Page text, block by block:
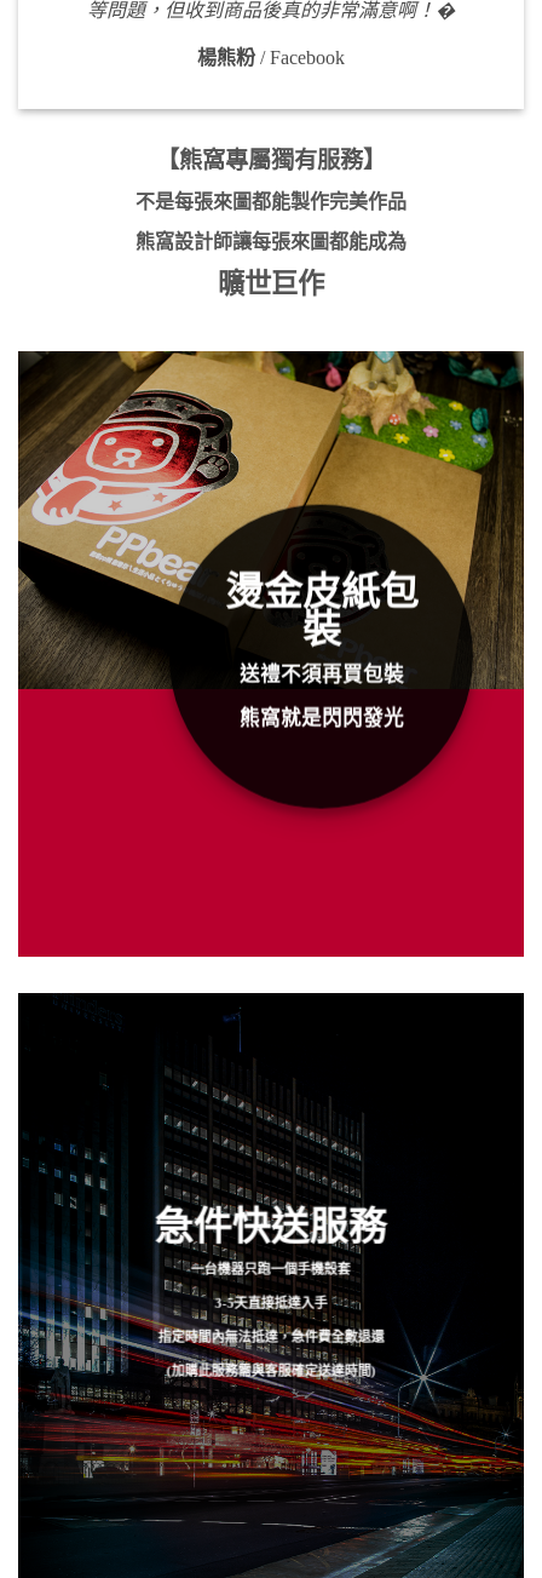
等問題，但收到商品後真的非常滿意啊！�
楊熊粉 /Facebook
【熊窩專屬獨有服務】
不是每張來圖都能製作完美作品
熊窩設計師讓每張來圖都能成為
曠世巨作
燙金皮紙包
裝
送禮不須再買包裝
熊窩就是閃閃發光
急件快送服務
一台機器只跑一個手機殼套
3-5天直接抵達入手
指定時間內無法抵達，急件費全數退還
(加購此服務需與客服確定送達時間)